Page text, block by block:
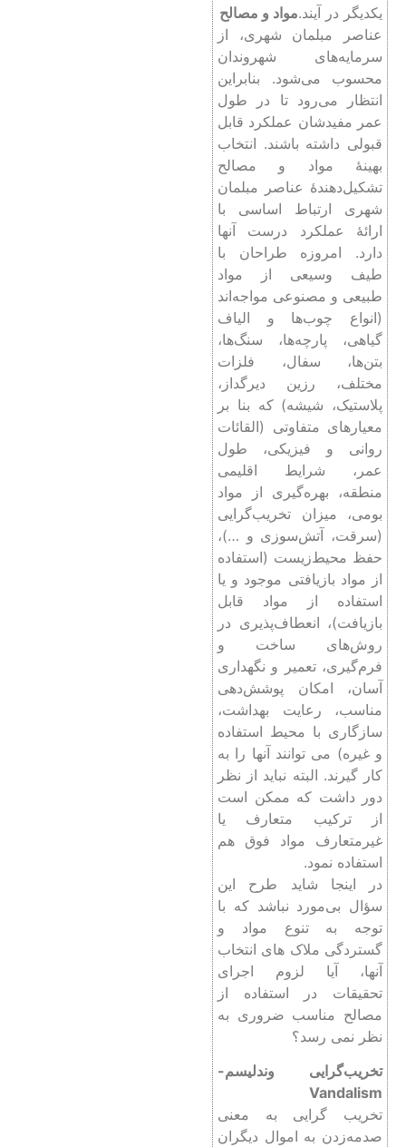
یکدیگر در آیند.مواد و مصالح
عناصر مبلمان شهری، از
سرمايه‌های شهروندان
محسوب می‌شود. بنابراین
انتظار می‌رود تا در طول
عمر مفيدشان عملکرد قابل
قبولی داشته باشند. انتخاب
بهینۀ مواد و مصالح
تشکيل‌دهندۀ عناصر مبلمان
شهری ارتباط اساسی با
ارائۀ عملکرد درست آنها
دارد. امروزه طراحان با
طیف وسیعی از مواد
طبیعی و مصنوعی مواجه‌اند
(انواع چوب‌ها و الیاف
گیاهی، پارچه‌ها، سنگ‌ها،
بتن‌ها، سفال، فلزات
مختلف، رزین دیرگداز،
پلاستیک، شیشه) که بنا بر
معیارهای متفاوتی (القائات
روانی و فیزیکی، طول
عمر، شرایط اقلیمی
منطقه، بهره‌گیری از مواد
بومی، میزان تخریب‌گرایی
(سرقت، آتش‌سوزی و …)،
حفظ محیط‌زیست (استفاده
از مواد بازیافتی موجود و یا
استفاده از مواد قابل
بازیافت)، انعطاف‌پذیری در
روش‌های ساخت و
فرم‌گیری، تعمیر و نگهداری
آسان، امکان پوشش‌دهی
مناسب، رعایت بهداشت،
سازگاری با محیط استفاده
و غیره) می توانند آنها را به
کار گیرند. البته نباید از نظر
دور داشت که ممکن است
از ترکیب متعارف یا
غیرمتعارف مواد فوق هم
استفاده نمود.
در اینجا شاید طرح این
سؤال بی‌مورد نباشد که با
توجه به تنوع مواد و
گستردگی ملاک های انتخاب
آنها، آیا لزوم اجرای
تحقیقات در استفاده از
مصالح مناسب ضروری به
نظر نمی رسد؟
تخریب‌گرایی وندلیسم-
Vandalism
تخریب گرایی به معنی
صدمه‌زدن به اموال دیگران